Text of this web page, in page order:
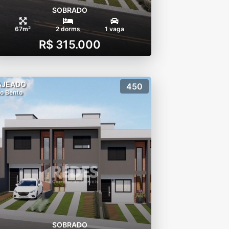
SOBRADO
67m² 2 dorms 1 vaga
R$ 315.000
Bento
450
SOBRADO